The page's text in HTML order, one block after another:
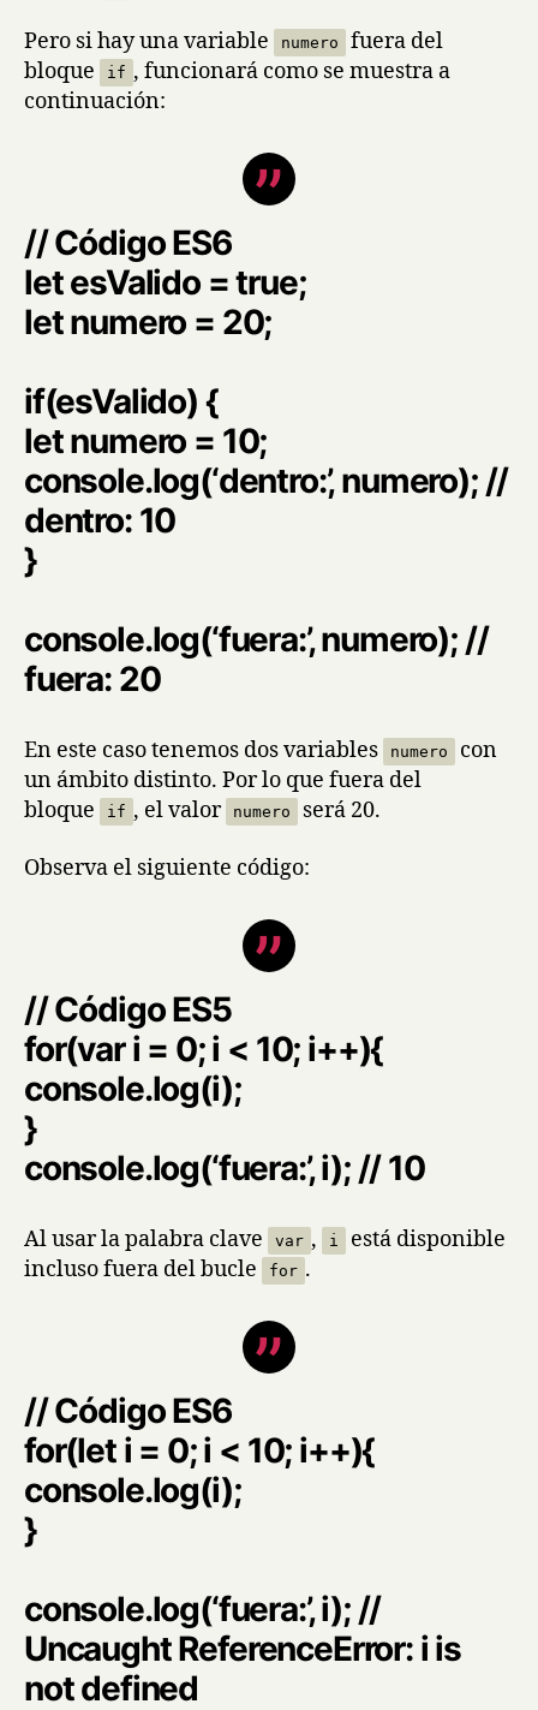
Pero si hay una variable numero
fuera del
bloque
if , funcionará como se muestra a
continuación:
// Código ES6
let esValido = true;
let numero = 20;
if(esValido) {
let numero = 10;
console.log(‘dentro:’, numero); //
dentro: 10
}
console.log(‘fuera:’, numero); //
fuera: 20
En este caso tenemos dos variables numero
con
un ámbito distinto. Por lo que fuera del
bloque
if , el valor numero será 20.
Observa el siguiente código:
// Código ES5
for(var i = 0; i < 10; i++){
console.log(i);
}
console.log(‘fuera:’, i); // 10
Al usar la palabra clave var , i
está disponible
incluso fuera del bucle
for .
// Código ES6
for(let i = 0; i < 10; i++){
console.log(i);
}
console.log(‘fuera:’, i); //
Uncaught ReferenceError: i is
not defined